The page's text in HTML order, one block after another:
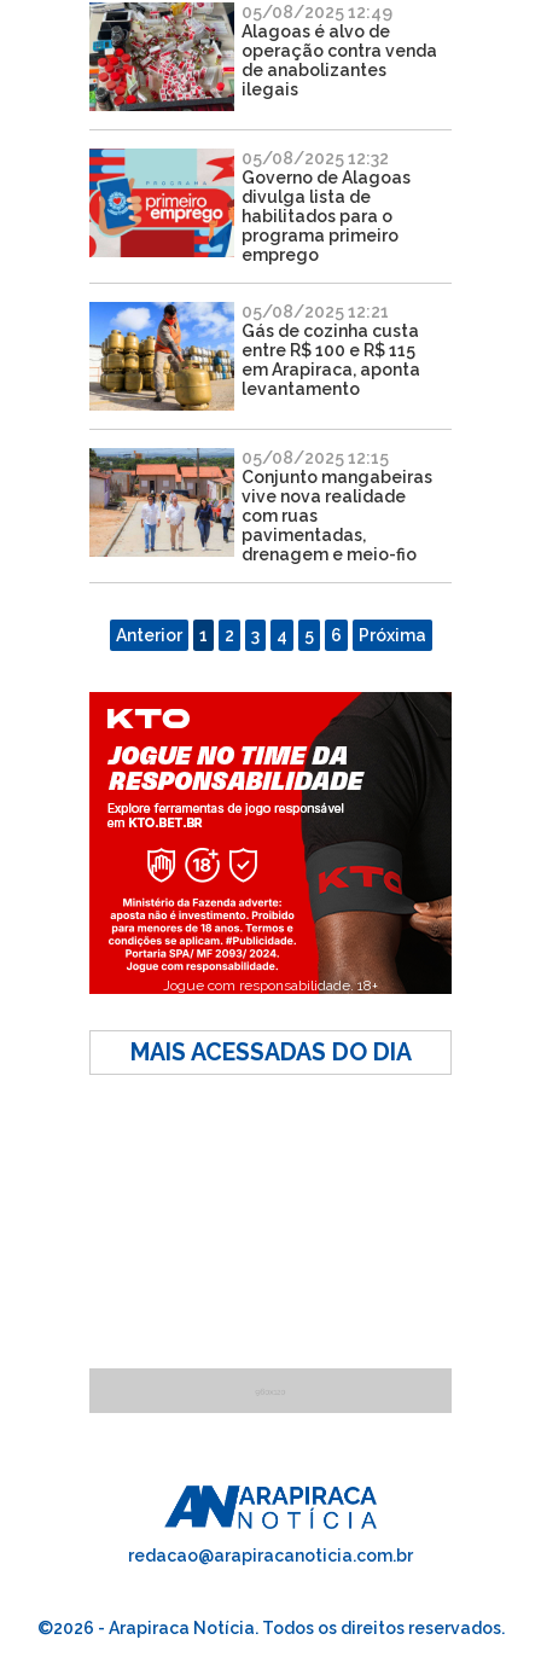
05/08/2025 12:49
Alagoas é alvo de
operação contra venda
de anabolizantes
ilegais
05/08/2025 12:32
Governo de Alagoas
divulga lista de
habilitados para o
programa primeiro
emprego
05/08/2025 12:21
Gás de cozinha custa
entre R$ 100 e R$ 115
em Arapiraca, aponta
levantamento
05/08/2025 12:15
Conjunto mangabeiras
vive nova realidade
com ruas
pavimentadas,
drenagem e meio-fio
Anterior 1 2 3 4 5 6 Próxima
Jogue com responsabilidade. 18+
MAIS ACESSADAS DO DIA
redacao@arapiracanoticia.com.br
©2026 - Arapiraca Notícia. Todos os direitos reservados.